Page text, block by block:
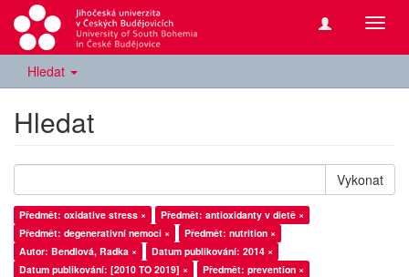
Hledat
Hledat
Vykonat
Předmět: oxidative stress ×
Předmět: antioxidanty v dietě ×
Předmět: degenerativní nemoci ×
Předmět: nutrition ×
Autor: Bendlová, Radka ×
Datum publikování: 2014 ×
Datum publikování: [2010 TO 2019] ×
Předmět: prevention ×